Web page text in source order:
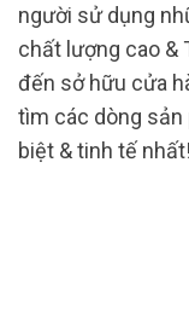
người sử dụng
chất lượng cao &
đến sở hữu cửa
tìm các dòng sản
biệt & tinh tế nhất!